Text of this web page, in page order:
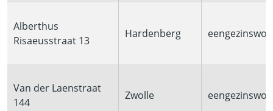
Alberthus
Risaeusstraat 13
Hardenberg
Van der Laenstraat
144
Zwolle